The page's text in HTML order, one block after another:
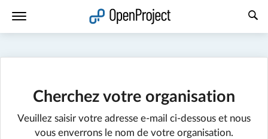
Cherchez votre organisation
Veuillez saisir votre adresse e-mail ci-dessous et nous
vous enverrons le nom de votre organisation.
Ouvrir le lien dans un nouvel onglet